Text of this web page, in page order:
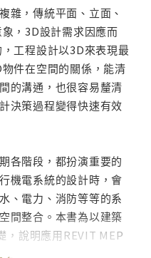
雜，傳統平面、立面、
，3D設計需求因應而
工程設計以3D來表現最
件在空間的關係，能清
的溝通，也很容易釐清
決策過程變得快速有效
各階段，都扮演重要的
機電系統的設計時，會
、電力、消防等等的系
間整合。本書為以建築
，說明應用REVIT MEP
關技術。REVIT MEP是